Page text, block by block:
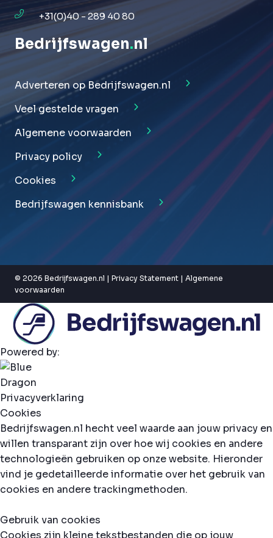
+31(0)40 - 289 40 80
Bedrijfswagen.nl
Adverteren op Bedrijfswagen.nl
Veel gestelde vragen
Algemene voorwaarden
Privacy policy
Cookies
Bedrijfswagen kennisbank
© 2026 Bedrijfswagen.nl | Privacy Statement | Algemene
voorwaarden
Powered by:
Privacyverklaring
Cookies
Bedrijfswagen.nl hecht veel waarde aan jouw privacy en
willen transparant zijn over hoe wij cookies en andere
technologieën gebruiken op onze website. Hieronder
vind je gedetailleerde informatie over het gebruik van
cookies en andere trackingmethoden.
Gebruik van cookies